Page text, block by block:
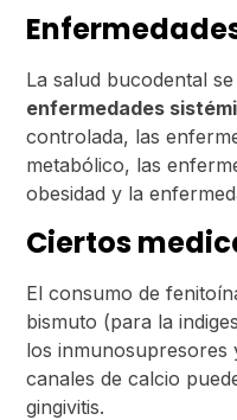
La salud bucodental
enfermedades
controlada, las
metabólico, las
obesidad y la
Ciertos
El consumo de
bismuto (para la
los inmunosupresores
canales de calcio
gingivitis.